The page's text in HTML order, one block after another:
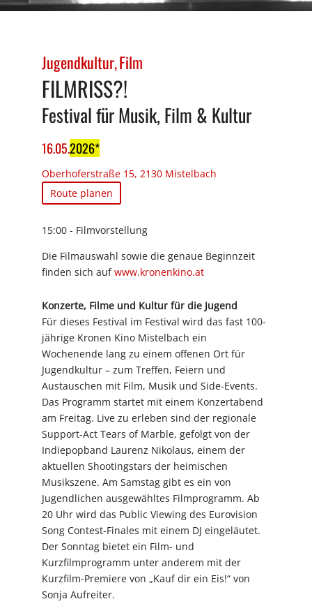
Jugendkultur Film
FILMRISS?!
Festival für Musik, Film & Kultur
16.05.2026
Oberhoferstraße 15, 2130 Mistelbach
Route planen
15:00 - Filmvorstellung
Die Filmauswahl sowie die genaue Beginnzeit
finden sich aufwww.kronenkino.at
Konzerte, Filme und Kultur für die Jugend
Für dieses Festival im Festival wird das fast 100-
jährige Kronen Kino Mistelbach ein
Wochenende lang zu einem offenen Ort für
Jugendkultur – zum Treffen, Feiern und
Austauschen mit Film, Musik und Side-Events.
Das Programm startet mit einem Konzertabend
am Freitag. Live zu erleben sind der regionale
Support-Act Tears of Marble, gefolgt von der
Indiepopband Laurenz Nikolaus, einem der
aktuellen Shootingstars der heimischen
Musikszene. Am Samstag gibt es ein von
Jugendlichen ausgewähltes Filmprogramm. Ab
20 Uhr wird das Public Viewing des Eurovision
Song Contest-Finales mit einem DJ eingeläutet.
Der Sonntag bietet ein Film- und
Kurzfilmprogramm unter anderem mit der
Kurzfilm-Premiere von „Kauf dir ein Eis!“ von
Sonja Aufreiter.